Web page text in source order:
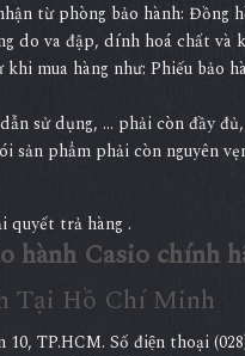
từ phòng bảo hành: Đồng
do va đập, dính hoá chất và
mua hàng như: Phiếu bảo
sử dụng, … phải còn đầy
sản phẩm phải còn nguyên
quyết trả hàng .
hành Casio chính
Tại Hồ Chí Minh
TP.HCM. Số điện thoại